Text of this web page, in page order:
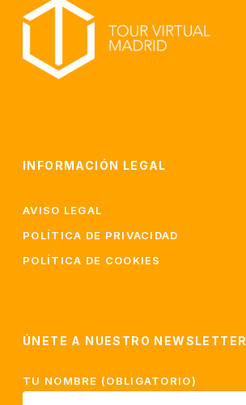
INFORMACIÓN LEGAL
AVISO LEGAL
POLÍTICA DE PRIVACIDAD
POLÍTICA DE COOKIES
ÚNETE A NUESTRO NEWSLETTER
TU NOMBRE (OBLIGATORIO)